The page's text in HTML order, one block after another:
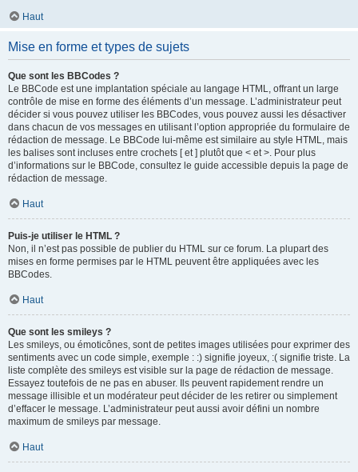
Haut
Mise en forme et types de sujets
Que sont les BBCodes ?
Le BBCode est une implantation spéciale au langage HTML, offrant un large
contrôle de mise en forme des éléments d’un message. L’administrateur peut
décider si vous pouvez utiliser les BBCodes, vous pouvez aussi les désactiver
dans chacun de vos messages en utilisant l’option appropriée du formulaire de
rédaction de message. Le BBCode lui-même est similaire au style HTML, mais
les balises sont incluses entre crochets [ et ] plutôt que < et >. Pour plus
d’informations sur le BBCode, consultez le guide accessible depuis la page de
rédaction de message.
Haut
Puis-je utiliser le HTML ?
Non, il n’est pas possible de publier du HTML sur ce forum. La plupart des
mises en forme permises par le HTML peuvent être appliquées avec les
BBCodes.
Haut
Que sont les smileys ?
Les smileys, ou émoticônes, sont de petites images utilisées pour exprimer des
sentiments avec un code simple, exemple : :) signifie joyeux, :( signifie triste. La
liste complète des smileys est visible sur la page de rédaction de message.
Essayez toutefois de ne pas en abuser. Ils peuvent rapidement rendre un
message illisible et un modérateur peut décider de les retirer ou simplement
d’effacer le message. L’administrateur peut aussi avoir défini un nombre
maximum de smileys par message.
Haut